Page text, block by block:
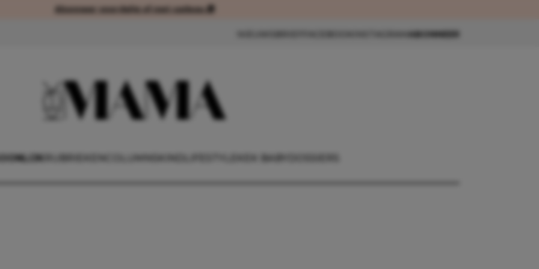
Abonneer voordelig of met cadeau 🎁Abonneer voordelig of met cadeau 🎁
ABONNEER